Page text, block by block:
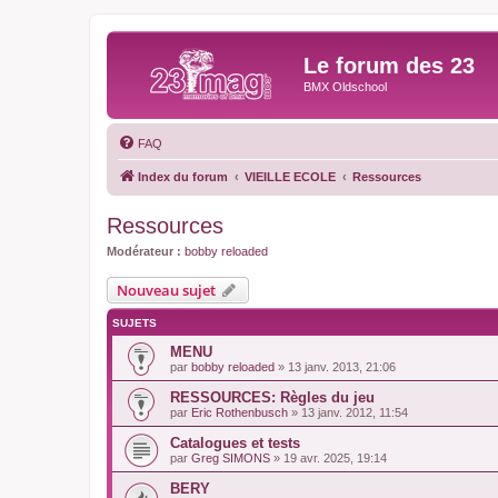
Le forum des 23
BMX Oldschool
FAQ
Index du forum VIEILLE ECOLE Ressources
Ressources
Modérateur : bobby reloaded
Nouveau sujet
SUJETS
MENU
par bobby reloaded » 13 janv. 2013, 21:06
RESSOURCES: Règles du jeu
par Eric Rothenbusch » 13 janv. 2012, 11:54
Catalogues et tests
par Greg SIMONS » 19 avr. 2025, 19:14
BERY